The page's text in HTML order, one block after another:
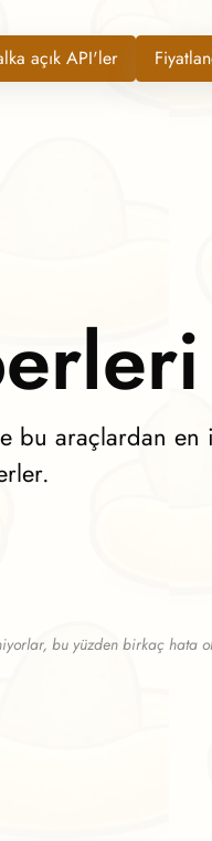
açık API'ler
bu araçlardan
bu yüzden birkaç